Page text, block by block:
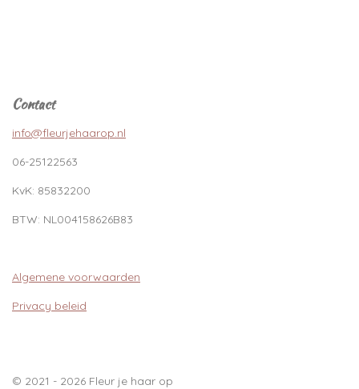
Contact
info@fleurjehaarop.nl
06-25122563
KvK: 85832200
BTW: NL004158626B83
Algemene voorwaarden
Privacy beleid
© 2021 - 2026 Fleur je haar op